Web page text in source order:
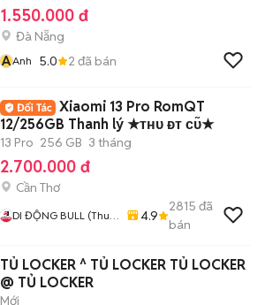
1.550.000 đ
Đà Nẵng
AAnh 5.0 2 đã bán
Xiaomi 13 Pro RomQT
12/256GB Thanh lý ★ᴛʜᴜ ᴆᴛ ᴄᴜ̃★
13 Pro 256 GB 3 tháng
2.700.000 đ
Cần Thơ
DI ĐỘNG BULL (Thu
4.9
2815 đã
bán
TỦ LOCKER ^ TỦ LOCKER TỦ LOCKER
@ TỦ LOCKER
Mới